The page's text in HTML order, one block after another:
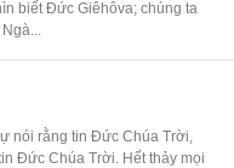
biết Đức Giêhôva; chúng ta
nói rằng tin Đức Chúa Trời,
Đức Chúa Trời. Hết thảy mọi